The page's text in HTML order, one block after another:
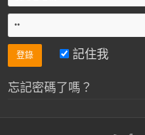
記住我
忘記密碼了嗎？